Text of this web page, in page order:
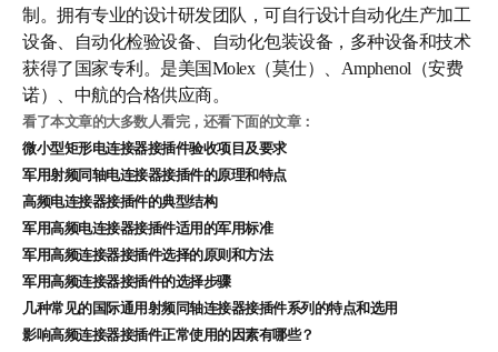
制。拥有专业的设计研发团队，可自行设计自动化生产加工
设备、自动化检验设备、自动化包装设备，多种设备和技术
获得了国家专利。是美国Molex（莫仕）、Amphenol（安费
诺）、中航的合格供应商。
看了本文章的大多数人看完，还看下面的文章：
微小型矩形电连接器接插件验收项目及要求
军用射频同轴电连接器接插件的原理和特点
高频电连接器接插件的典型结构
军用高频电连接器接插件适用的军用标准
军用高频连接器接插件选择的原则和方法
军用高频连接器接插件的选择步骤
几种常见的国际通用射频同轴连接器接插件系列的特点和选用
影响高频连接器接插件正常使用的因素有哪些？